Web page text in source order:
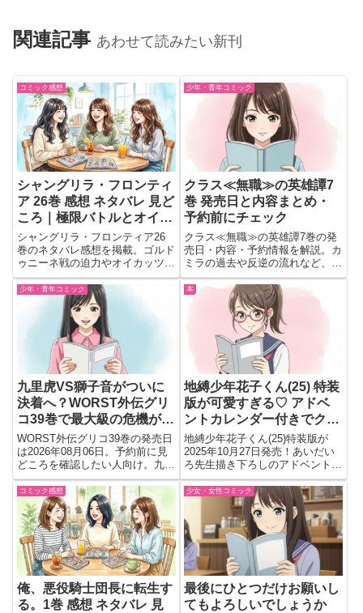
関連記事 あわせて読みたい新刊
コミック感想
シャングリラ・フロンティ
ア 26巻 感想 ネタバレ 見ど
ころ｜極限バトルとオイカ
ッツォの熱さが光る最新巻
シャングリラ・フロンティア26
巻のネタバレ感想を掲載。ゴルド
ゥニーネ戦の迫力やオイカッツォ
の活躍、クラン代表戦の見どころ
を読後目線の会話形式でまとめま
少年・青年コミック
クラス≪無職≫の英雄譚7
巻 発売日と内容まとめ・
予約前にチェック
クラス≪無職≫の英雄譚7巻の発
売日・内容・予約情報を解説。カ
ミラの過去や反逆の流れなど、読
むか迷っている人向けに見どころ
を整理。
少年・青年コミック
九里虎VS獅子音がついに
決着へ？WORST外伝グリ
コ39巻で最大級の危機が迫
る
WORST外伝グリコ39巻の発売日
は2026年08月06日。予約前に見
どころを確認したい人向け。九里
虎VS獅子音の激戦に加え、殺害
計画が明らかになる重要局面が気
になる巻なのか紹介
本
地縛少年花子くん(25) 特装
版が可愛すぎる♡ アドベ
ントカレンダー付きでクリ
スマスがもっと楽しくな
る！
地縛少年花子くん(25)特装版が
2025年10月27日発売！あいだい
ろ先生描き下ろしのアドベントカ
レンダー付きで、クリスマスがも
っと楽しくなる限定仕様。
コミック感想
俺、悪役騎士団長に転生す
る。1巻 感想 ネタバレ 見
少女・女性コミック
最後にひとつだけお願いし
てもよろしいでしょうか